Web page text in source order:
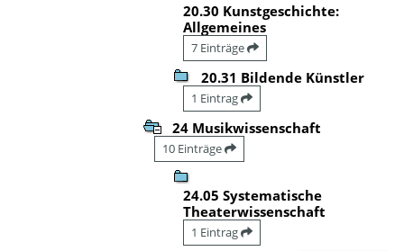
20.30 Kunstgeschichte:
Allgemeines
7 Einträge
20.31 Bildende Künstler
1 Eintrag
24 Musikwissenschaft
10 Einträge
24.05 Systematische
Theaterwissenschaft
1 Eintrag